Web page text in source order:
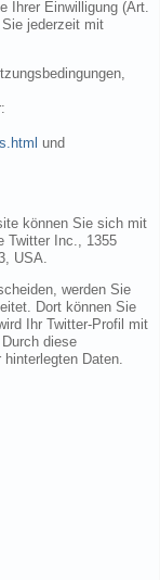
Ihrer Einwilligung (Art.
jederzeit mit
und
können Sie sich mit
Twitter Inc., 1355
USA.
werden Sie
Dort können Sie
Ihr Twitter-Profil mit
diese
Daten.